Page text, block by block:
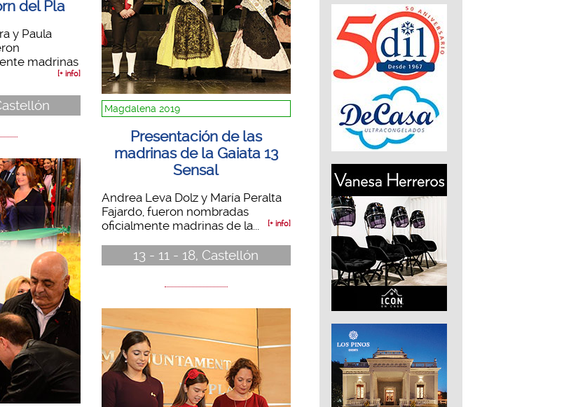
del Pla
y Paula
madrinas
[+ info]
Magdalena 2019
Presentación de las
madrinas de la Gaiata 13
Sensal
Andrea Leva Dolz y María Peralta
Fajardo, fueron nombradas
oficialmente madrinas de la...
[+ info]
13 - 11 - 18, Castellón